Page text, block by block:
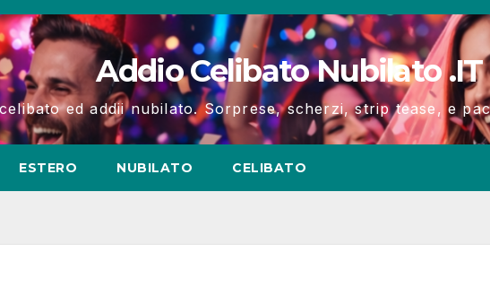
Addio Celibato Nubilato .IT
ed addii nubilato. Sorprese, scherzi, strip tease, e
ESTERO NUBILATO CELIBATO